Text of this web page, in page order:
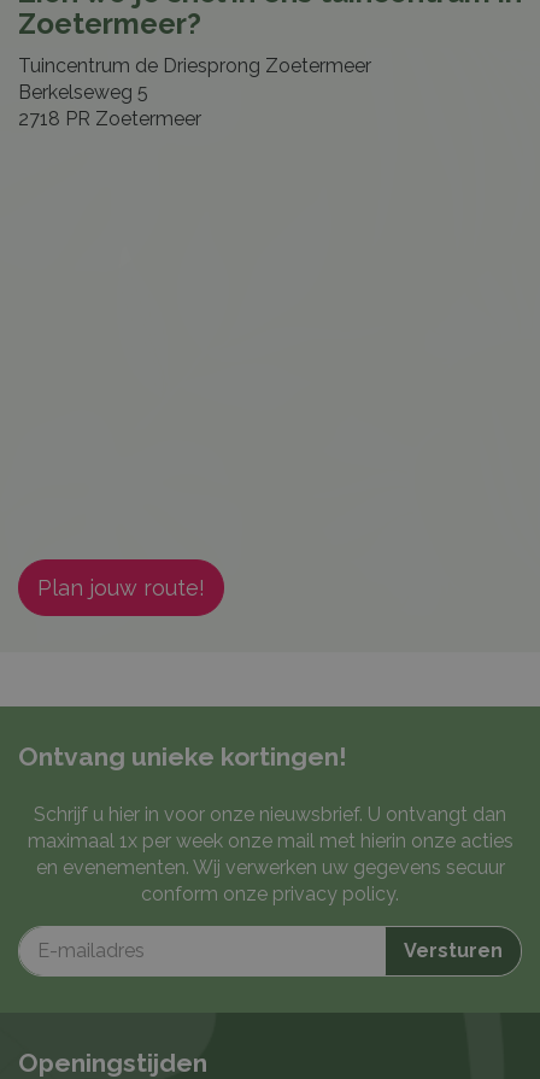
Zoetermeer?
Tuincentrum de Driesprong Zoetermeer
Berkelseweg 5
2718 PR Zoetermeer
Plan jouw route!
Ontvang unieke kortingen!
Schrijf u hier in voor onze nieuwsbrief. U ontvangt dan
maximaal 1x per week onze mail met hierin onze acties
en evenementen. Wij verwerken uw gegevens secuur
conform onze privacy policy.
Openingstijden